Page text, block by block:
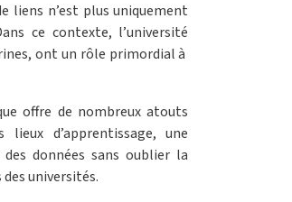
liens n’est plus uniquement
ce contexte, l’université
ont un rôle primordial à
offre de nombreux atouts
d’apprentissage, une
données sans oublier la
universités.